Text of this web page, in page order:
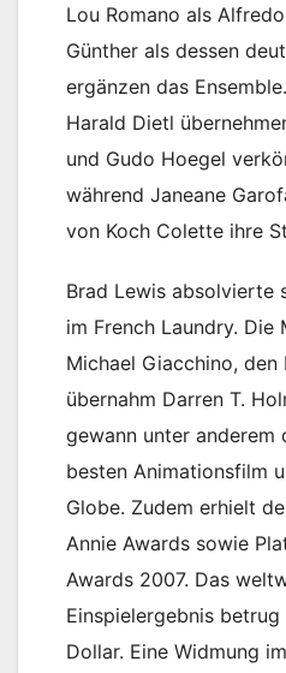
Lou Romano als
Günther als dessen
ergänzen das
Harald Dietl
und Gudo Hoegel
während Janeane
von Koch Colette ihre
Brad Lewis absolvierte
im French Laundry.
Michael Giacchino, den
übernahm Darren T.
gewann unter anderem
besten Animationsfilm
Globe. Zudem erhielt
Annie Awards sowie
Awards 2007. Das
Einspielergebnis
Dollar. Eine Widmung